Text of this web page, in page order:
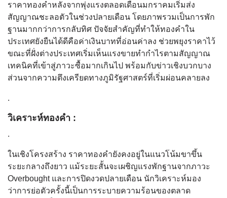
ราคาทองคำหลังจากพุ่งแรงตลอดเดือนมกราคมเริ่มส่ง
สัญญาณชะลอตัวในช่วงปลายเดือน โดยภาพรวมเป็นการพัก
ฐานมากกว่าการกลับทิศ ปัจจัยสำคัญที่ทำให้ทองคำใน
ประเทศยังยืนได้ดีคือค่าเงินบาทที่อ่อนค่าลง ช่วยพยุงราคาไว้
ขณะที่ฝั่งต่างประเทศเริ่มเห็นแรงขายทำกำไรตามสัญญาณ
เทคนิคที่เข้าสู่ภาวะซื้อมากเกินไป พร้อมกับข่าวเชิงบวกบาง
ส่วนจากความตึงเครียดทางภูมิรัฐศาสตร์ที่เริ่มผ่อนคลายลง
.
วิเคราะห์ทองคำ :
.
ในเชิงโครงสร้าง ราคาทองคำยังคงอยู่ในแนวโน้มขาขึ้น
ระยะกลางถึงยาว แม้ระยะสั้นจะเผชิญแรงพักฐานจากภาวะ
Overbought และการปิดงวดปลายเดือน นักวิเคราะห์มอง
ว่าการย่อตัวครั้งนี้เป็นการระบายความร้อนของตลาด